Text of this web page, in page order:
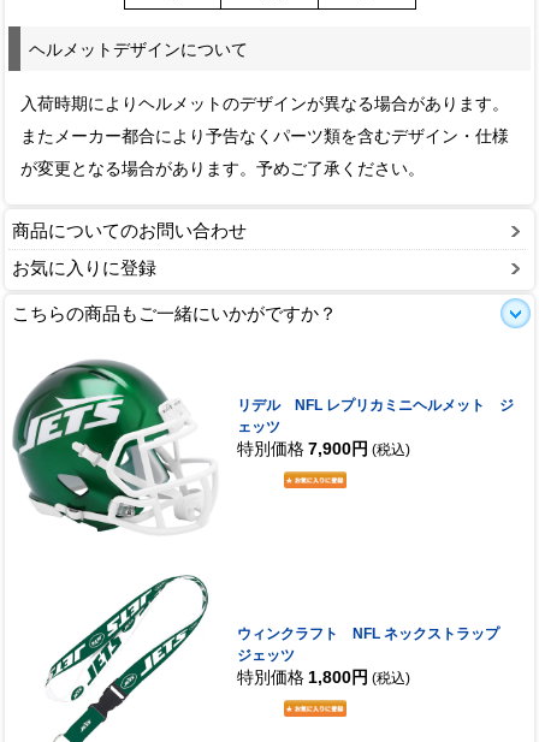
ヘルメットデザインについて
入荷時期によりヘルメットのデザインが異なる場合があります。
またメーカー都合により予告なくパーツ類を含むデザイン・仕様
が変更となる場合があります。予めご了承ください。
商品についてのお問い合わせ
お気に入りに登録
こちらの商品もご一緒にいかがですか？
リデル NFL レプリカミニヘルメット ジ
ェッツ
特別価格 7,900円 (税込)
ウィンクラフト NFL ネックストラップ
ジェッツ
特別価格 1,800円 (税込)